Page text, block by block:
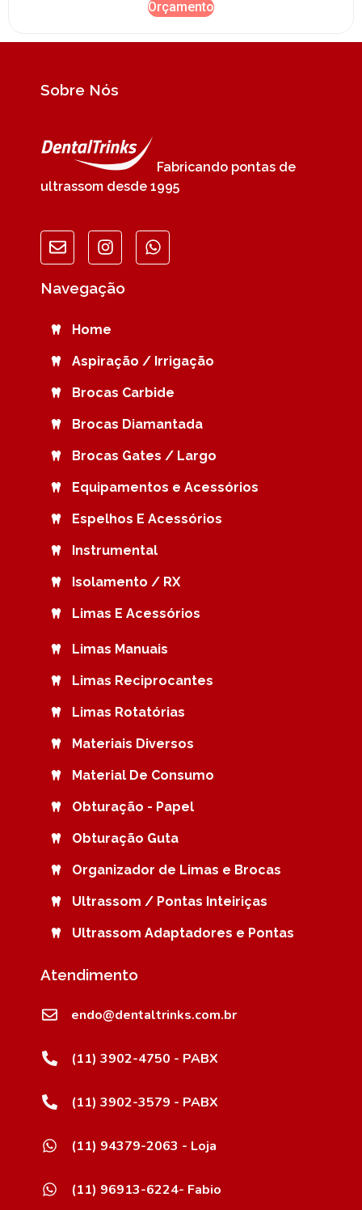
Orçamento
Sobre Nós
Fabricando pontas de
ultrassom desde 1995
Navegação
Home
Aspiração / Irrigação
Brocas Carbide
Brocas Diamantada
Brocas Gates / Largo
Equipamentos e Acessórios
Espelhos E Acessórios
Instrumental
Isolamento / RX
Limas E Acessórios
Limas Manuais
Limas Reciprocantes
Limas Rotatórias
Materiais Diversos
Material De Consumo
Obturação - Papel
Obturação Guta
Organizador de Limas e Brocas
Ultrassom / Pontas Inteiriças
Ultrassom Adaptadores e Pontas
Atendimento
endo@dentaltrinks.com.br
(11) 3902-4750 - PABX
(11) 3902-3579 - PABX
(11) 94379-2063 - Loja
(11) 96913-6224- Fabio